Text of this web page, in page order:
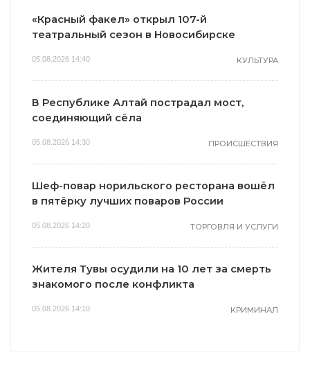
«Красный факел» открыл 107-й
театральный сезон в Новосибирске
05.08.2026 14:40 КУЛЬТУРА
В Республике Алтай пострадал мост,
соединяющий сёла
05.08.2026 14:30 ПРОИСШЕСТВИЯ
Шеф-повар норильского ресторана вошёл
в пятёрку лучших поваров России
05.08.2026 14:20 ТОРГОВЛЯ И УСЛУГИ
Жителя Тувы осудили на 10 лет за смерть
знакомого после конфликта
05.08.2026 14:10 КРИМИНАЛ